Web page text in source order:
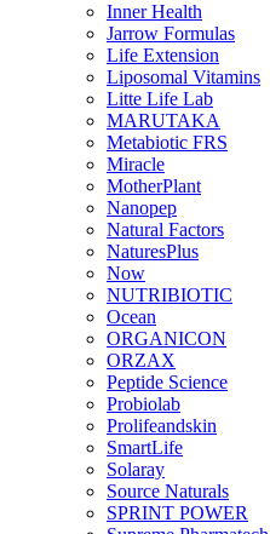
Inner Health
Jarrow Formulas
Life Extension
Liposomal Vitamins
Litte Life Lab
MARUTAKA
Metabiotic FRS
Miracle
MotherPlant
Nanopep
Natural Factors
NaturesPlus
Now
NUTRIBIOTIC
Ocean
ORGANICON
ORZAX
Peptide Science
Probiolab
Prolifeandskin
SmartLife
Solaray
Source Naturals
SPRINT POWER